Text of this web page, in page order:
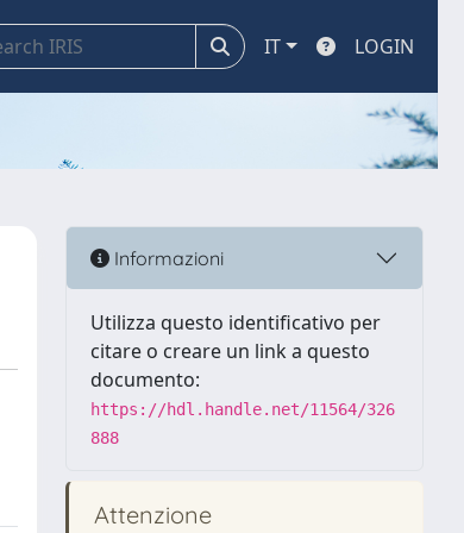
IT LOGIN
Informazioni
Utilizza questo identificativo per
citare o creare un link a questo
documento:
https://hdl.handle.net/11564/326
888
Attenzione